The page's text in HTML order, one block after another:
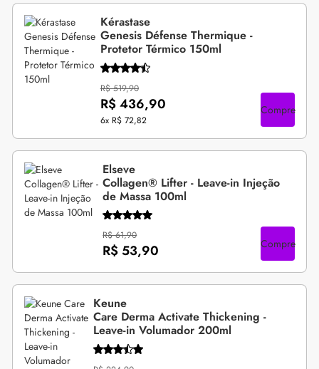
Kérastase
Genesis Défense Thermique -
Protetor Térmico 150ml
R$ 519,90
R$ 436,90
6x R$ 72,82
Compre
Elseve
Collagen® Lifter - Leave-in Injeção
de Massa 100ml
R$ 61,90
R$ 53,90 Compre
Keune
Care Derma Activate Thickening -
Leave-in Volumador 200ml